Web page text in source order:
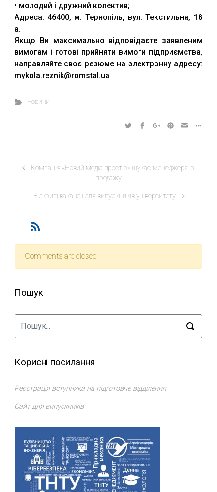
• молодий і дружний колектив;
Адреса: 46400, м. Тернопіль, вул. Текстильна, 18
а.
Якщо Ви максимально відповідаєте заявленим
вимогам і готові прийняти вимоги підприємства,
направляйте своє резюме на электронну адресу:
mykola.reznik@romstal.ua
Новини
Компанія «Новий медіа простір» шукає менеджера із
продажу
Відкриті вакансії для випускників університету
Comments are closed
Пошук
Корисні посилання
Реєстрація вступника на підготовче відділення
Сайт для випускників